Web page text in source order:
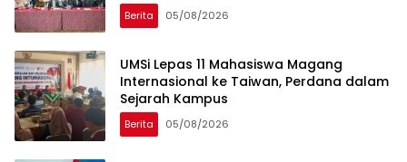
Berita 05/08/2026
UMSi Lepas 11 Mahasiswa Magang
Internasional ke Taiwan, Perdana dalam
Sejarah Kampus
Berita 05/08/2026